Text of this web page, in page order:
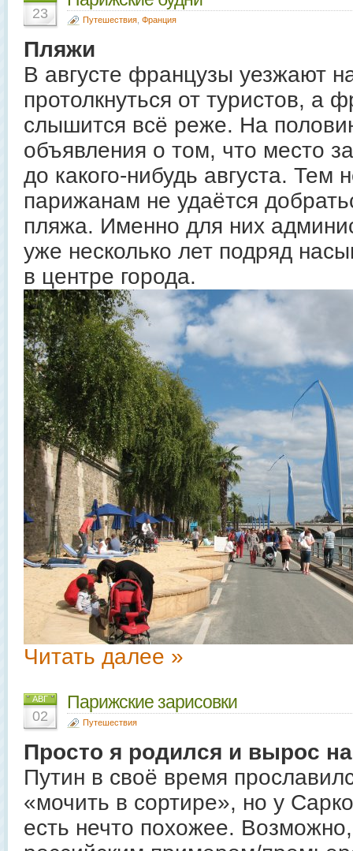
23 Путешествия Франция
Пляжи
В августе французы уезжают
протолкнуться от туристов, а
слышится всё реже. На
объявления о том, что место
до какого-нибудь августа. Тем
парижанам не удаётся
пляжа. Именно для них
уже несколько лет подряд
в центре города.
Читать далее »
АВГ
02
Парижские зарисовки
Путешествия
Просто я родился и вырос
Путин в своё время
«мочить в сортире», но у
есть нечто похожее.